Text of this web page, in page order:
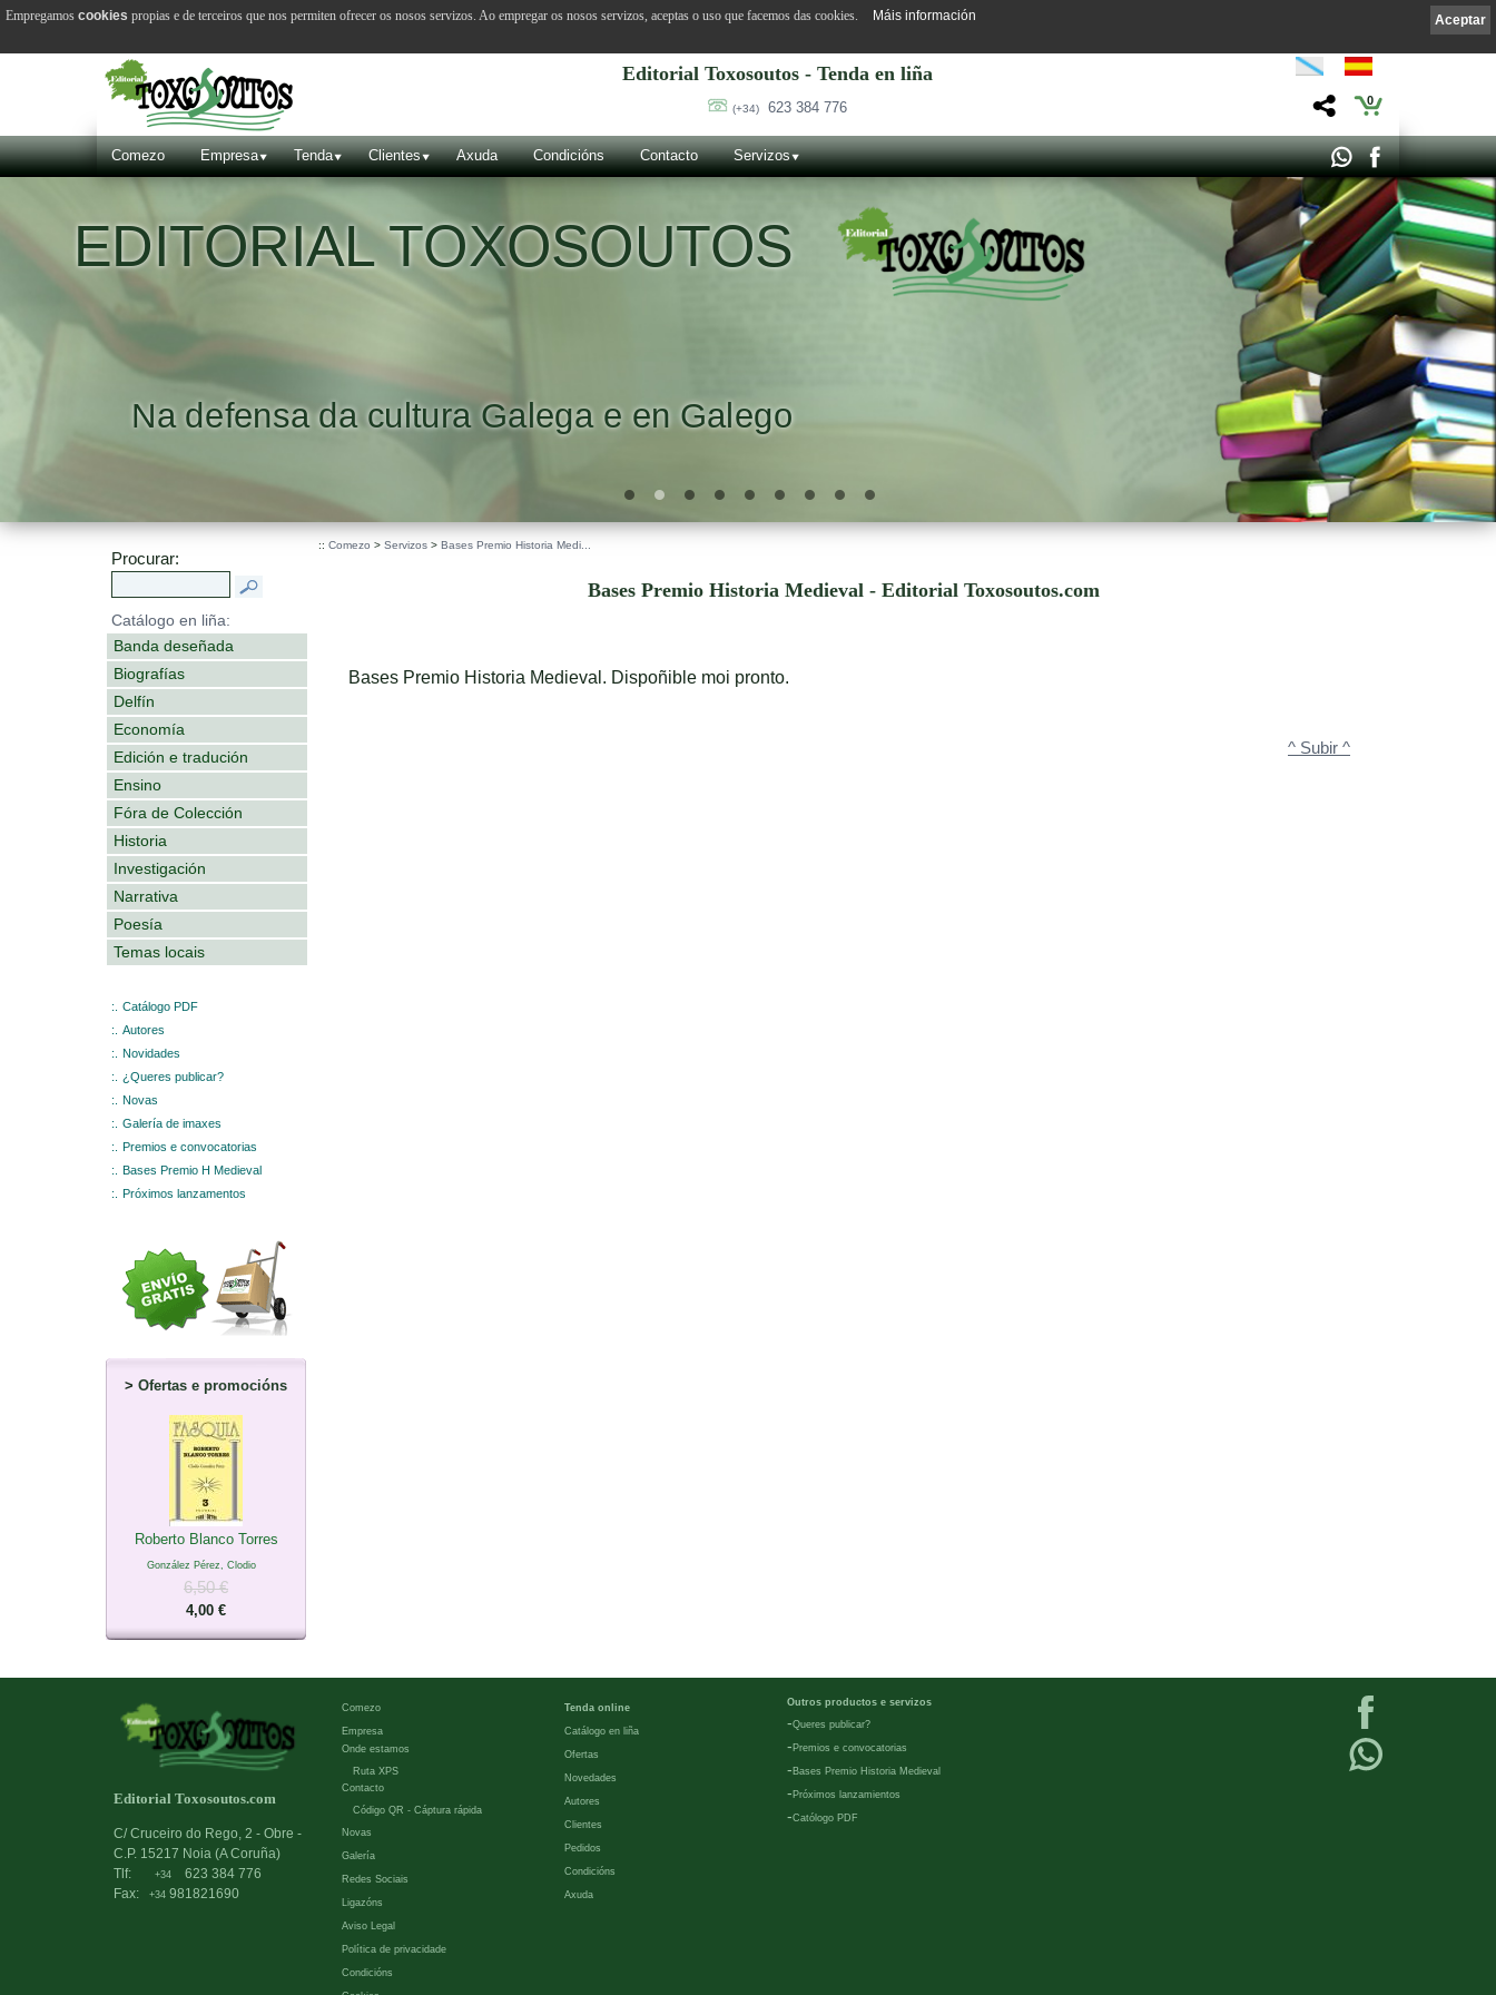
Editorial Toxosoutos - Tenda en liña
(+34) 623 384 776 0
Comezo Empresa Tenda Clientes Axuda Condicións Contacto Servizos
EDITORIAL TOXOSOUTOS
Na defensa da cultura Galega e en Galego
Procurar:
Catálogo en liña:
Banda deseñada
Biografías
Delfín
Economía
Edición e tradución
Ensino
Fóra de Colección
Historia
Investigación
Narrativa
Poesía
Temas locais
:.
Catálogo PDF
:.
Autores
:.
Novidades
:.
¿Queres publicar?
:.
Novas
:.
Galería de imaxes
:.
Premios e convocatorias
:.
Bases Premio H Medieval
:.
Próximos lanzamentos
> Ofertas e promocións
Roberto Blanco Torres
González Pérez, Clodio
6,50 €
4,00 €
:: Comezo > Servizos > Bases Premio Historia Medi...
Bases Premio Historia Medieval - Editorial Toxosoutos.com
Bases Premio Historia Medieval. Dispoñible moi pronto.
^ Subir ^
Editorial Toxosoutos.com
C/ Cruceiro do Rego, 2 - Obre -
C.P. 15217 Noia (A Coruña)
Tlf:
+34
623 384 776
Fax:
+34 981821690
Comezo
Empresa
Onde estamos
Ruta XPS
Contacto
Código QR - Cáptura rápida
Novas
Galería
Redes Sociais
Ligazóns
Aviso Legal
Política de privacidade
Condicións
Tenda online
Catálogo en liña
Ofertas
Novedades
Autores
Clientes
Pedidos
Condicións
Axuda
Outros productos e servizos
-Queres publicar?
- Premios e convocatorias
- Bases Premio Historia Medieval
- Próximos lanzamientos
-Católogo PDF
Aceptar
Empregamos cookies propias e de terceiros que nos permiten ofrecer os nosos servizos. Ao empregar os nosos servizos, aceptas o uso que facemos das cookies. Máis información